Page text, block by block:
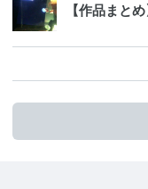
【作品まと